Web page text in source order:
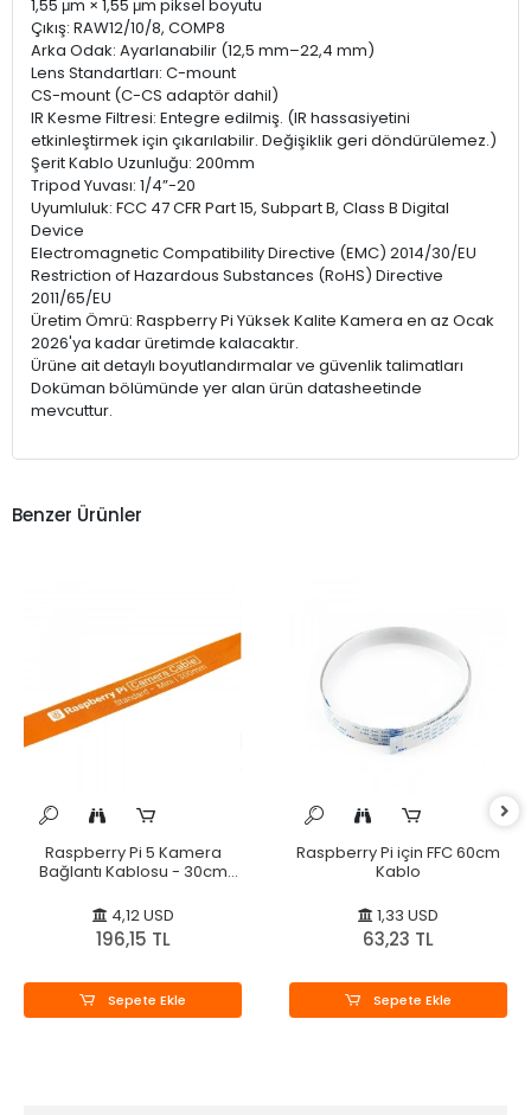
1,55 μm × 1,55 μm piksel boyutu
Çıkış: RAW12/10/8, COMP8
Arka Odak: Ayarlanabilir (12,5 mm–22,4 mm)
Lens Standartları: C-mount
CS-mount (C-CS adaptör dahil)
IR Kesme Filtresi: Entegre edilmiş. (IR hassasiyetini
etkinleştirmek için çıkarılabilir. Değişiklik geri döndürülemez.)
Şerit Kablo Uzunluğu: 200mm
Tripod Yuvası: 1/4”-20
Uyumluluk: FCC 47 CFR Part 15, Subpart B, Class B Digital
Device
Electromagnetic Compatibility Directive (EMC) 2014/30/EU
Restriction of Hazardous Substances (RoHS) Directive
2011/65/EU
Üretim Ömrü: Raspberry Pi Yüksek Kalite Kamera en az Ocak
2026'ya kadar üretimde kalacaktır.
Ürüne ait detaylı boyutlandırmalar ve güvenlik talimatları
Doküman bölümünde yer alan ürün datasheetinde
mevcuttur.
Benzer Ürünler
Raspberry Pi 5 Kamera
Bağlantı Kablosu - 30cm
4,12 USD
196,15 TL
Sepete Ekle
Raspberry Pi için FFC 60cm
Kablo
1,33 USD
63,23 TL
Sepete Ekle